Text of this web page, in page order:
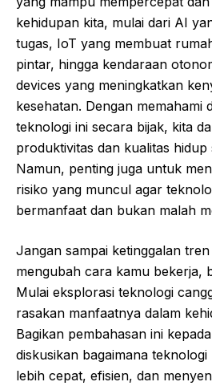
kehidupan kita, mulai dari AI
tugas, IoT yang membuat
pintar, hingga kendaraan
devices yang meningkatkan
kesehatan. Dengan memahami
teknologi ini secara bijak, kita
produktivitas dan kualitas hidup
Namun, penting juga untuk
risiko yang muncul agar
bermanfaat dan bukan malah
Jangan sampai ketinggalan
mengubah cara kamu bekerja,
Mulai eksplorasi teknologi
rasakan manfaatnya dalam
Bagikan pembahasan ini
diskusikan bagaimana
lebih cepat, efisien, dan